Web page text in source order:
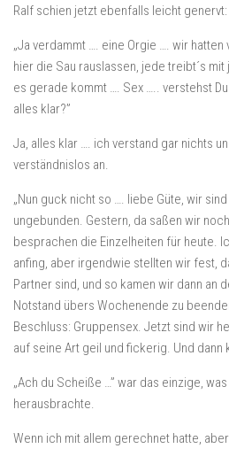
Ralf schien jetzt ebenfalls leicht genervt:
„Ja verdammt …. eine Orgie …. wir
hier die Sau rauslassen, jede treibt´s
es gerade kommt …. Sex ….. verstehst
alles klar?”
Ja, alles klar …. ich verstand gar nichts
verständnislos an.
„Nun guck nicht so …. liebe Güte, wir
ungebunden. Gestern, da saßen wir
besprachen die Einzelheiten für heute.
anfing, aber irgendwie stellten wir fest,
Partner sind, und so kamen wir dann an
Notstand übers Wochenende zu
Beschluss: Gruppensex. Jetzt sind wir
auf seine Art geil und fickerig. Und dann
„Ach du Scheiße …” war das einzige,
herausbrachte.
Wenn ich mit allem gerechnet hatte,